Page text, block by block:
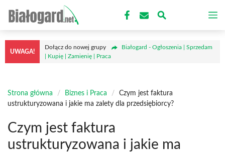
treści
UWAGA!
Dołącz do nowej grupy
Białogard - Ogłoszenia | Sprzedam
| Kupię | Zamienię | Praca
Strona główna / Biznes i Praca /
Czym jest faktura
ustrukturyzowana i jakie ma zalety dla przedsiębiorcy?
Czym jest faktura
ustrukturyzowana i jakie ma